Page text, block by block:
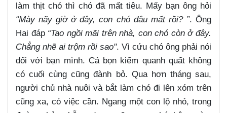
làm thịt chó thì chó đã mất tiêu. Mấy bạn ông hỏi
“Mày nãy giờ ở đây, con chó đâu mất rồi? ”. Ông
Hai đáp “Tao ngồi mãi trên nhà, con chó còn ở đây.
Chẳng nhẽ ai trộm rồi sao". Vì cứu chó ông phải nói
dối với bạn mình. Cả bọn kiếm quanh quất không
có cuối cùng cũng đành bỏ. Qua hơn tháng sau,
người chủ nhà nuôi và bắt làm chó đi lên xóm trên
cũng xa, có việc cần. Ngang một con lộ nhỏ, trong